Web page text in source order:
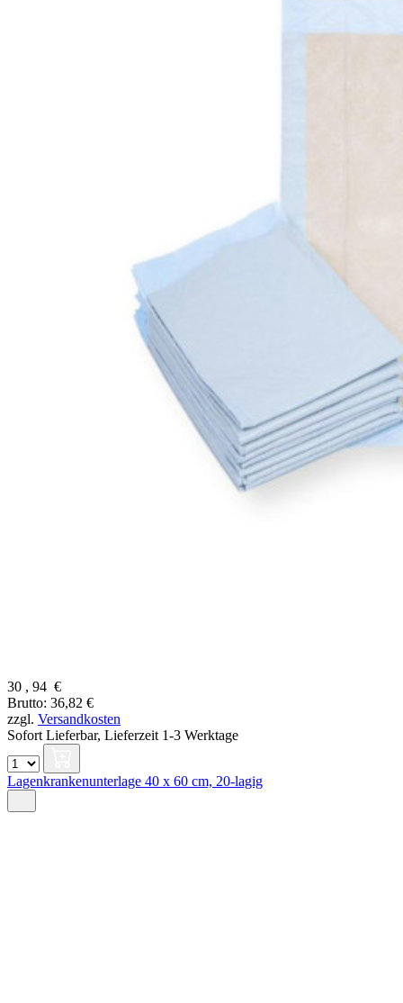
30 , 94 €
Brutto: 36,82 €
zzgl. Versandkosten
Sofort Lieferbar, Lieferzeit 1-3 Werktage
Lagenkrankenunterlage 40 x 60 cm, 20-lagig